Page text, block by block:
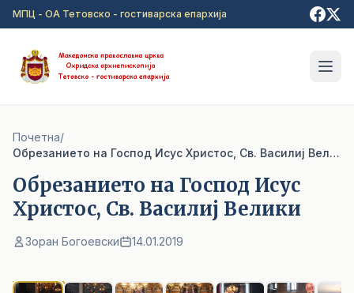
Прејди на главна содржина
МПЦ - ОА Тетовско - гостиварска епархија
Почетна/
Обрезанието на Господ Исус Христос, Св. Василиј Велики
Обрезанието на Господ Исус
Христос, Св. Василиј Велики
Зоран Богоевски 14.01.2019